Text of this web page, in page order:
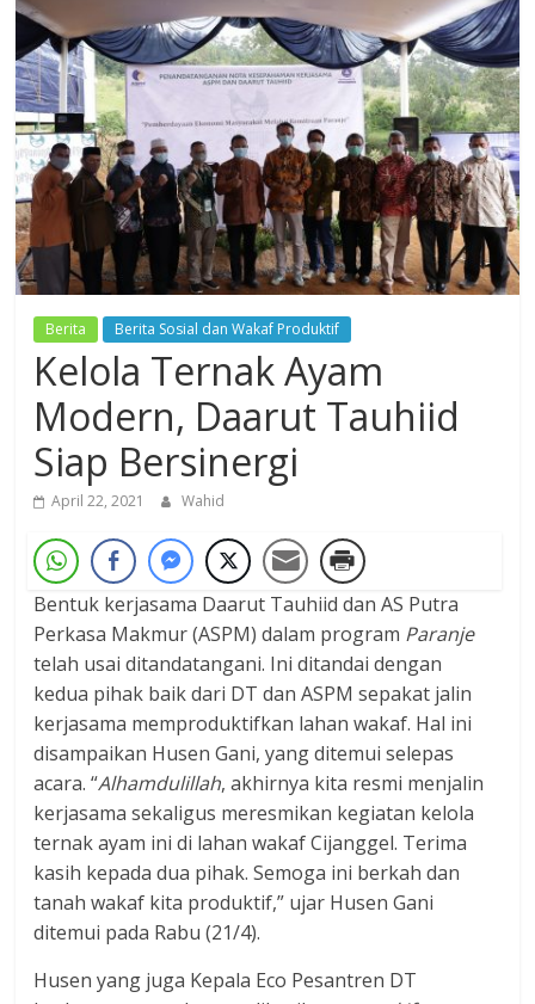
Dzikir,
Fikir,
Ikhtiar
Berita Berita Sosial dan Wakaf Produktif
Kelola Ternak Ayam
Modern, Daarut Tauhiid
Siap Bersinergi
April 22, 2021 Wahid
Bentuk kerjasama Daarut Tauhiid dan AS Putra
Perkasa Makmur (ASPM) dalam program Paranje
telah usai ditandatangani. Ini ditandai dengan
kedua pihak baik dari DT dan ASPM sepakat jalin
kerjasama memproduktifkan lahan wakaf. Hal ini
disampaikan Husen Gani, yang ditemui selepas
acara. “Alhamdulillah, akhirnya kita resmi menjalin
kerjasama sekaligus meresmikan kegiatan kelola
ternak ayam ini di lahan wakaf Cijanggel. Terima
kasih kepada dua pihak. Semoga ini berkah dan
tanah wakaf kita produktif,” ujar Husen Gani
ditemui pada Rabu (21/4).
Husen yang juga Kepala Eco Pesantren DT